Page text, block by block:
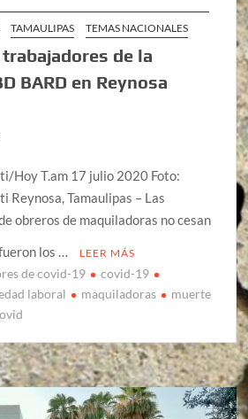
TAMAULIPAS TEMAS NACIONALES
de la
BARD en Reynosa
Hoy T.am 17 julio 2020 Foto:
Reynosa, Tamaulipas – Las
obreros de maquiladoras no cesan
los …
LEER MÁS
de covid-19
covid-19
laboral
maquiladoras
muerte